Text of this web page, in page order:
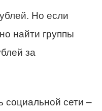
Но если
найти группы
за
сети –